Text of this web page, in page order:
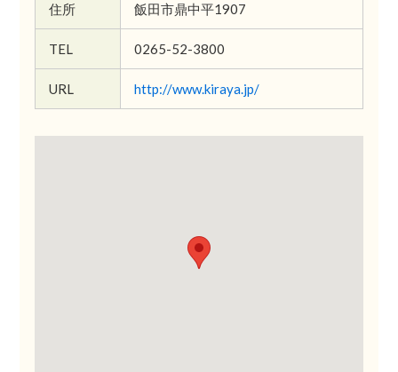
住所 飯田市鼎中平1907
TEL 0265-52-3800
URL http://www.kiraya.jp/